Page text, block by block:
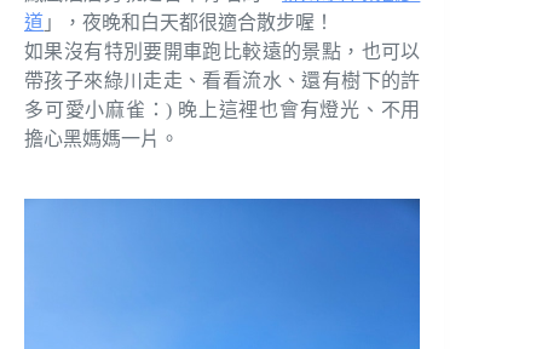
道 」，夜晚和白天都很適合散步喔！
如果沒有特別要開車跑比較遠的景點，也可以
帶孩子來綠川走走、看看流水、還有樹下的許
多可愛小麻雀：) 晚上這裡也會有燈光、不用
擔心黑媽媽一片。